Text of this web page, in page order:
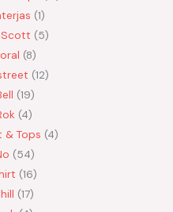
1
Scott
5
8
12
19
4
& Tops 4
54
16
17